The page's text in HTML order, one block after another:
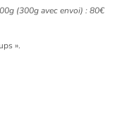
(300g avec envoi) : 80€
».